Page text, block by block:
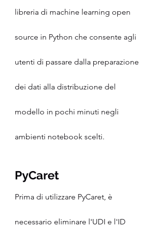
libreria di machine learning open
source in Python che consente agli
utenti di passare dalla preparazione
dei dati alla distribuzione del
modello in pochi minuti negli
ambienti notebook scelti.
PyCaret
Prima di utilizzare PyCaret, è
necessario eliminare l'UDI e l'ID